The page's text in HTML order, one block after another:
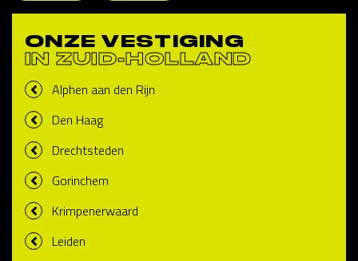
ONZE VESTIGING
IN ZUID-HOLLAND
Alphen aan den Rijn
Den Haag
Drechtsteden
Gorinchem
Krimpenerwaard
Leiden